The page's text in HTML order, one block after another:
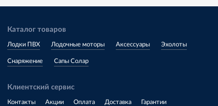
Каталог товаров
Лодки ПВХ Лодочные моторы Аксессуары Эхолоты
Снаряжение Сапы Солар
Клиентский сервис
Контакты Акции Оплата Доставка Гарантии